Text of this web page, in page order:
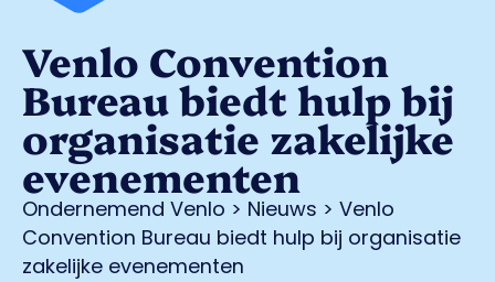
Venlo Convention
Bureau biedt hulp bij
organisatie zakelijke
evenementen
Ondernemend Venlo > Nieuws > Venlo
Convention Bureau biedt hulp bij organisatie
zakelijke evenementen